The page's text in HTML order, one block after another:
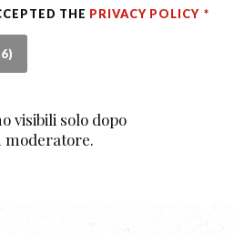
THE PRIVACY POLICY *
visibili solo dopo
moderatore.